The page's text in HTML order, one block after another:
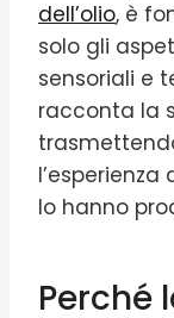
dell’olio, è
solo gli
sensoriali e
racconta la
lo hanno
Perché